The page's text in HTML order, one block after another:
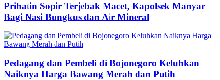
Prihatin Sopir Terjebak Macet, Kapolsek Manyar
Bagi Nasi Bungkus dan Air Mineral
Pedagang dan Pembeli di Bojonegoro Keluhkan
Naiknya Harga Bawang Merah dan Putih